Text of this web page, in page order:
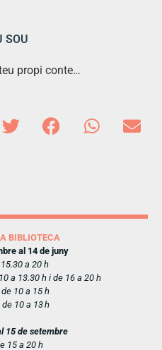
SOU
propi conte…
BIBLIOTECA
al 14 de juny
a 20 h
a 13.30 h i de 16 a 20 h
10 a 15 h
10 a 13 h
15 de setembre
15 a 20 h